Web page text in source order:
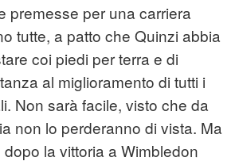
premesse per una carriera
tutte, a patto che Quinzi abbia
coi piedi per terra e di
al miglioramento di tutti i
Non sarà facile, visto che da
non lo perderanno di vista. Ma
la vittoria a Wimbledon